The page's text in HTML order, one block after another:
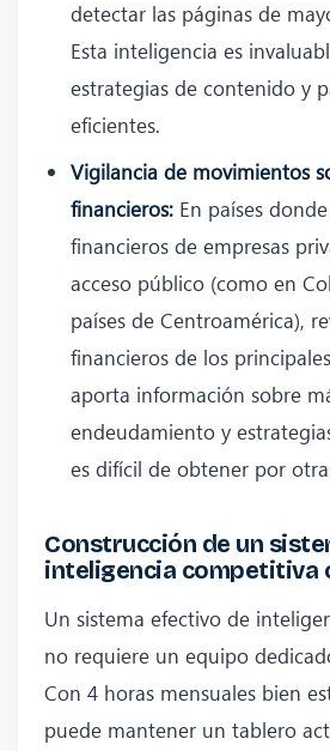
detectar las páginas de
Esta inteligencia es
estrategias de contenido y
eficientes.
Vigilancia de movimientos
financieros: En países
financieros de empresas
acceso público (como en
países de Centroamérica),
financieros de los
aporta información sobre
endeudamiento y
es difícil de obtener por
Construcción de un
inteligencia competitiva
Un sistema efectivo de
no requiere un equipo
Con 4 horas mensuales bien
puede mantener un tablero